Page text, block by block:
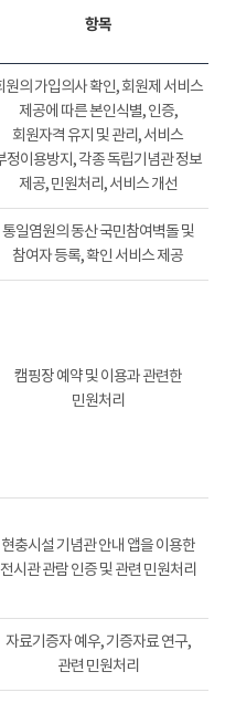
항목
원의 가입의사 확인, 회원제 서비스
제공에 따른 본인식별, 인증,
회원자격 유지 및 관리, 서비스
정이용방지, 각종 독립기념관 정보
제공, 민원처리, 서비스 개선
통일염원의 동산 국민참여벽돌 및
참여자 등록, 확인 서비스 제공
캠핑장 예약 및 이용과 관련한
민원처리
현충시설 기념관 안내 앱을 이용한
전시관 관람 인증 및 관련 민원처리
자료기증자 예우, 기증자료 연구,
관련 민원처리